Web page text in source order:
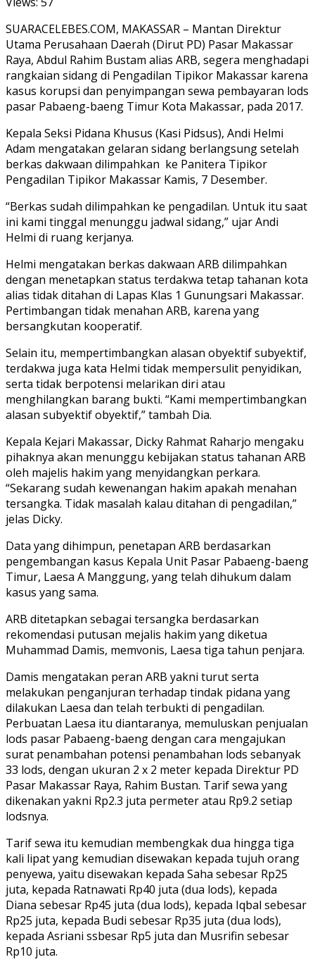
SUARACELEBES.COM, MAKASSAR – Mantan Direktur
Utama Perusahaan Daerah (Dirut PD) Pasar Makassar
Raya, Abdul Rahim Bustam alias ARB, segera menghadapi
rangkaian sidang di Pengadilan Tipikor Makassar karena
kasus korupsi dan penyimpangan sewa pembayaran lods
pasar Pabaeng-baeng Timur Kota Makassar, pada 2017.
Kepala Seksi Pidana Khusus (Kasi Pidsus), Andi Helmi
Adam mengatakan gelaran sidang berlangsung setelah
berkas dakwaan dilimpahkan ke Panitera Tipikor
Pengadilan Tipikor Makassar Kamis, 7 Desember.
“Berkas sudah dilimpahkan ke pengadilan. Untuk itu saat
ini kami tinggal menunggu jadwal sidang,” ujar Andi
Helmi di ruang kerjanya.
Helmi mengatakan berkas dakwaan ARB dilimpahkan
dengan menetapkan status terdakwa tetap tahanan kota
alias tidak ditahan di Lapas Klas 1 Gunungsari Makassar.
Pertimbangan tidak menahan ARB, karena yang
bersangkutan kooperatif.
Selain itu, mempertimbangkan alasan obyektif subyektif,
terdakwa juga kata Helmi tidak mempersulit penyidikan,
serta tidak berpotensi melarikan diri atau
menghilangkan barang bukti. “Kami mempertimbangkan
alasan subyektif obyektif,” tambah Dia.
Kepala Kejari Makassar, Dicky Rahmat Raharjo mengaku
pihaknya akan menunggu kebijakan status tahanan ARB
oleh majelis hakim yang menyidangkan perkara.
“Sekarang sudah kewenangan hakim apakah menahan
tersangka. Tidak masalah kalau ditahan di pengadilan,”
jelas Dicky.
Data yang dihimpun, penetapan ARB berdasarkan
pengembangan kasus Kepala Unit Pasar Pabaeng-baeng
Timur, Laesa A Manggung, yang telah dihukum dalam
kasus yang sama.
ARB ditetapkan sebagai tersangka berdasarkan
rekomendasi putusan mejalis hakim yang diketua
Muhammad Damis, memvonis, Laesa tiga tahun penjara.
Damis mengatakan peran ARB yakni turut serta
melakukan penganjuran terhadap tindak pidana yang
dilakukan Laesa dan telah terbukti di pengadilan.
Perbuatan Laesa itu diantaranya, memuluskan penjualan
lods pasar Pabaeng-baeng dengan cara mengajukan
surat penambahan potensi penambahan lods sebanyak
33 lods, dengan ukuran 2 x 2 meter kepada Direktur PD
Pasar Makassar Raya, Rahim Bustan. Tarif sewa yang
dikenakan yakni Rp2.3 juta permeter atau Rp9.2 setiap
lodsnya.
Tarif sewa itu kemudian membengkak dua hingga tiga
kali lipat yang kemudian disewakan kepada tujuh orang
penyewa, yaitu disewakan kepada Saha sebesar Rp25
juta, kepada Ratnawati Rp40 juta (dua lods), kepada
Diana sebesar Rp45 juta (dua lods), kepada Iqbal sebesar
Rp25 juta, kepada Budi sebesar Rp35 juta (dua lods),
kepada Asriani ssbesar Rp5 juta dan Musrifin sebesar
Rp10 juta.